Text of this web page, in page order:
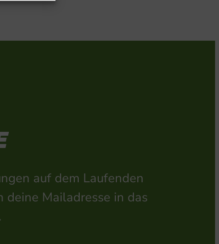
auf dem Laufenden
Mailadresse in das